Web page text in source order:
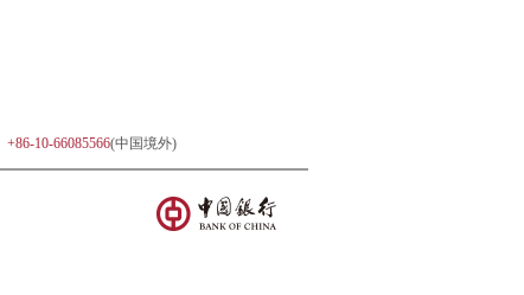
+86-10-66085566(中国境外)